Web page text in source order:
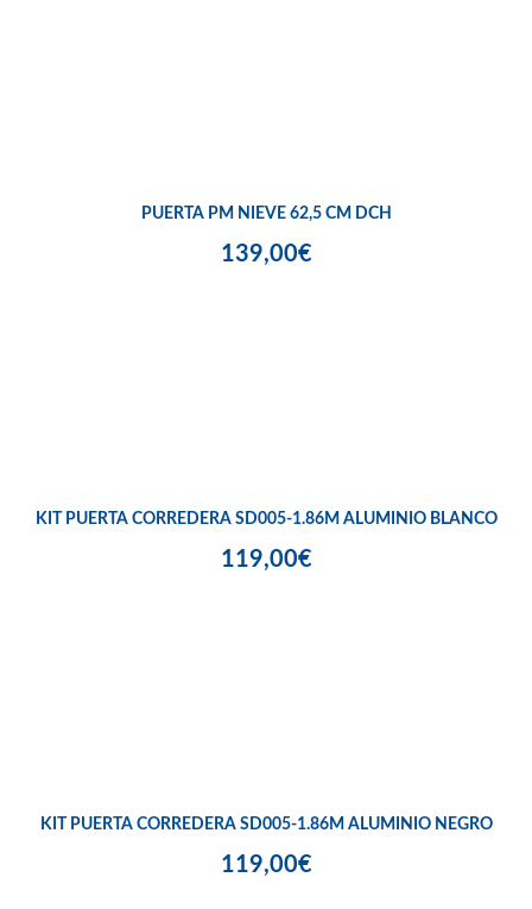
PUERTA PM NIEVE 62,5 CM DCH
139,00€
KIT PUERTA CORREDERA SD005-1.86M ALUMINIO BLANCO
119,00€
KIT PUERTA CORREDERA SD005-1.86M ALUMINIO NEGRO
119,00€